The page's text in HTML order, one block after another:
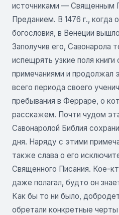
источниками — Священным
Преданием. В 1476 г., когда
богословия, в Венеции
Заполучив его, Савонарола
испещрять узкие поля
примечаниями и продолжал
всего периода своего
пребывания в Ферраре, о
расскажем. Почти чудом
Савонаролой Библия
дня. Наряду с этими
также слава о его
Священного Писания. Кое-
даже полагал, будто он
Как бы то ни было,
обретали конкретные